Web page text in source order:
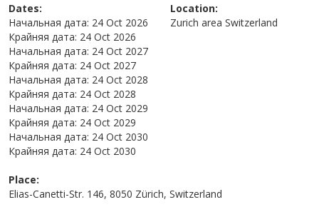
Dates:
Начальная дата: 24 Oct 2026
Крайняя дата: 24 Oct 2026
Начальная дата: 24 Oct 2027
Крайняя дата: 24 Oct 2027
Начальная дата: 24 Oct 2028
Крайняя дата: 24 Oct 2028
Начальная дата: 24 Oct 2029
Крайняя дата: 24 Oct 2029
Начальная дата: 24 Oct 2030
Крайняя дата: 24 Oct 2030
Location:
Zurich area Switzerland
Place:
Elias-Canetti-Str. 146, 8050 Zürich, Switzerland